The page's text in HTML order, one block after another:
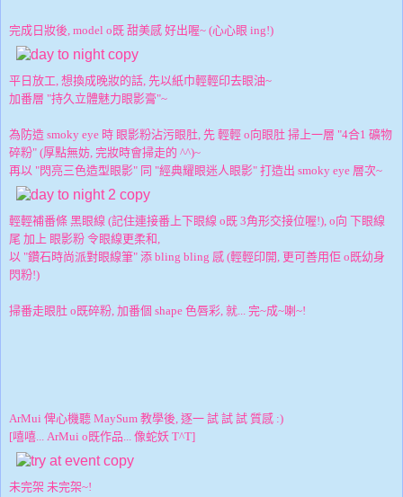
完成日妝後, model o既 甜美感 好出喔~ (心心眼 ing!)
平日放工, 想換成晚妝的話, 先以紙巾輕輕印去眼油~
加番層 "持久立體魅力眼影膏"~
為防造 smoky eye 時 眼影粉沾污眼肚, 先 輕輕 o向眼肚 掃上一層 "4合1 礦物
碎粉" (厚點無妨, 完妝時會掃走的 ^^)~
再以 "閃亮三色造型眼影" 同 "經典耀眼迷人眼影" 打造出 smoky eye 層次~
輕輕補番條 黑眼線 (記住連接番上下眼線 o既 3角形交接位喔!), o向 下眼線
尾 加上 眼影粉 令眼線更柔和,
以 "鑽石時尚派對眼線筆" 添 bling bling 感 (輕輕印開, 更可善用佢 o既幼身
閃粉!)
掃番走眼肚 o既碎粉, 加番個 shape 色唇彩, 就... 完~成~喇~!
ArMui 俾心機聽 MaySum 教學後, 逐一 試 試 試 質感 :)
[嘻嘻... ArMui o既作品... 像蛇妖 T^T]
未完架 未完架~!